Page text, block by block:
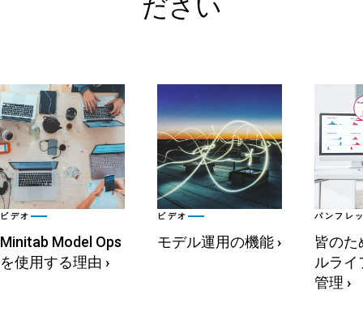
ださい
ビデオ
Minitab Model Ops
を使用する理由 ›
ビデオ
モデル運用の機能 ›
パンフレ
皆のた
ルライ
管理 ›